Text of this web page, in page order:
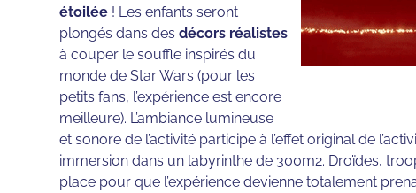
étoilée ! Les enfants seront
plongés dans desdécors réalistes
à couper le souffle inspirés du
monde de Star Wars (pour les
petits fans, l’expérience est encore
meilleure). L’ambiance lumineuse
et sonore de l’activité participe à l’effet original de
immersion dans un labyrinthe de 300m2. Droïdes,
place pour que l’expérience devienne totalement